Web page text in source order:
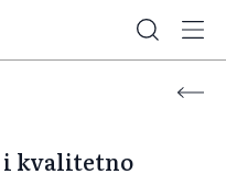
i kvalitetno